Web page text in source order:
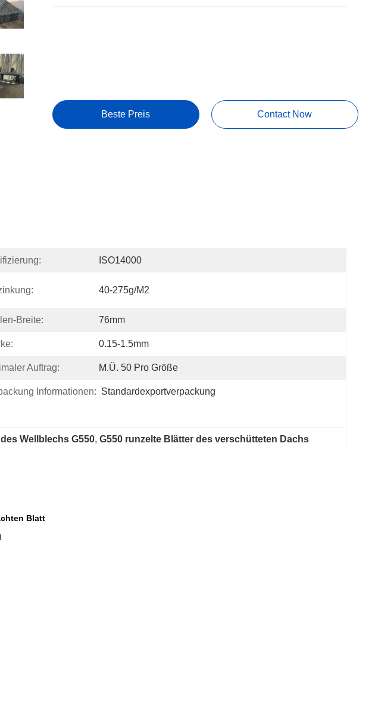
Beste Preis Contact Now
ISO14000
40-275g/m2
Breite: 76mm
0.15-1.5mm
Auftrag: M.Ü. 50 Pro Größe
Informationen: Standardexportverpackung
Wellblechs G550, G550 runzelte Blätter des verschütteten Dachs
Blatt